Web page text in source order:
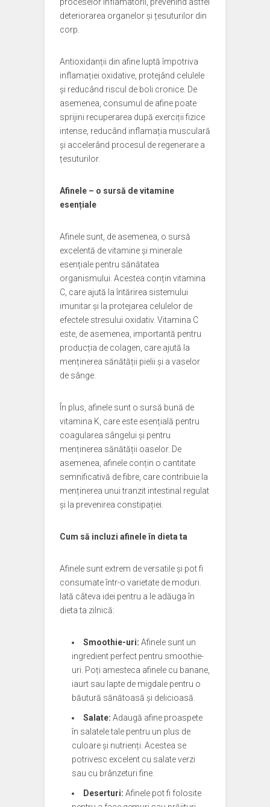
deteriorarea organelor și țesuturilor din
corp.
Antioxidanții din afine luptă împotriva
inflamației oxidative, protejând celulele
și reducând riscul de boli cronice. De
asemenea, consumul de afine poate
sprijini recuperarea după exerciții fizice
intense, reducând inflamația musculară
și accelerând procesul de regenerare a
țesuturilor.
Afinele – o sursă de vitamine
esențiale
Afinele sunt, de asemenea, o sursă
excelentă de vitamine și minerale
esențiale pentru sănătatea
organismului. Acestea conțin vitamina
C, care ajută la întărirea sistemului
imunitar și la protejarea celulelor de
efectele stresului oxidativ. Vitamina C
este, de asemenea, importantă pentru
producția de colagen, care ajută la
menținerea sănătății pielii și a vaselor
de sânge.
În plus, afinele sunt o sursă bună de
vitamina K, care este esențială pentru
coagularea sângelui și pentru
menținerea sănătății oaselor. De
asemenea, afinele conțin o cantitate
semnificativă de fibre, care contribuie la
menținerea unui tranzit intestinal regulat
și la prevenirea constipației.
Cum să incluzi afinele în dieta ta
Afinele sunt extrem de versatile și pot fi
consumate într-o varietate de moduri.
Iată câteva idei pentru a le adăuga în
dieta ta zilnică:
Smoothie-uri: Afinele sunt un
ingredient perfect pentru smoothie-
uri. Poți amesteca afinele cu banane,
iaurt sau lapte de migdale pentru o
băutură sănătoasă și delicioasă.
Salate: Adaugă afine proaspete
în salatele tale pentru un plus de
culoare și nutrienți. Acestea se
potrivesc excelent cu salate verzi
sau cu brânzeturi fine.
Deserturi: Afinele pot fi folosite